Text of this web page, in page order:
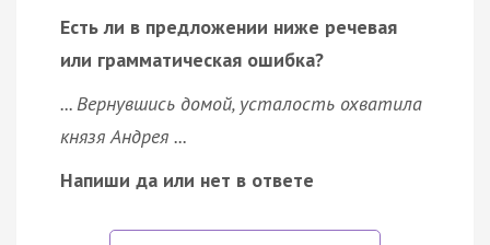
Есть ли в предложении ниже речевая
или грамматическая ошибка?
... Вернувшись домой, усталость охватила
князя Андрея ...
Напиши да или нет в ответе